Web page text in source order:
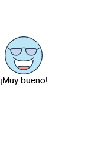
¡Muy bueno!